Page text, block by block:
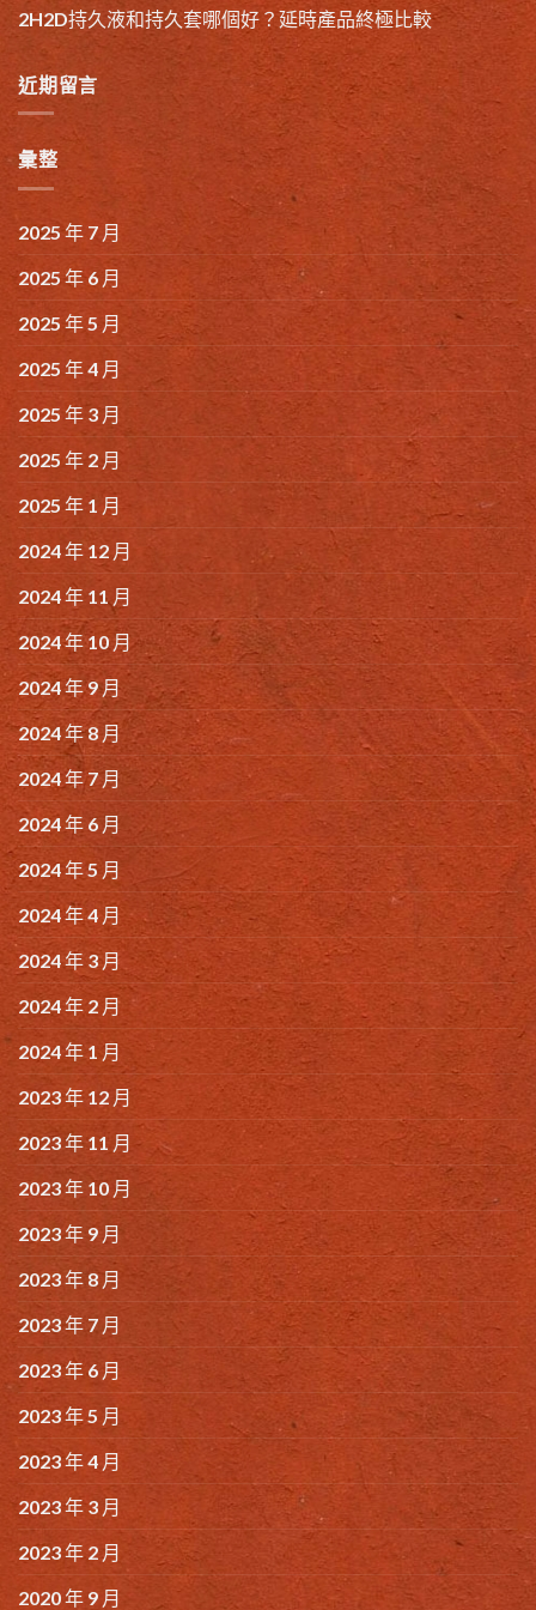
2H2D持久液和持久套哪個好？延時產品終極比較
近期留言
彙整
2025 年 7 月
2025 年 6 月
2025 年 5 月
2025 年 4 月
2025 年 3 月
2025 年 2 月
2025 年 1 月
2024 年 12 月
2024 年 11 月
2024 年 10 月
2024 年 9 月
2024 年 8 月
2024 年 7 月
2024 年 6 月
2024 年 5 月
2024 年 4 月
2024 年 3 月
2024 年 2 月
2024 年 1 月
2023 年 12 月
2023 年 11 月
2023 年 10 月
2023 年 9 月
2023 年 8 月
2023 年 7 月
2023 年 6 月
2023 年 5 月
2023 年 4 月
2023 年 3 月
2023 年 2 月
2020 年 9 月